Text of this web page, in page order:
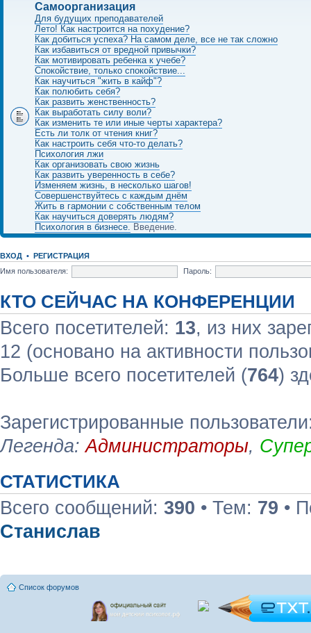
Самоорганизация
Для будущих преподавателей
Лето! Как настроится на похудение?
Как добиться успеха? На самом деле, все не так сложно
Как избавиться от вредной привычки?
Как мотивировать ребенка к учебе?
Спокойствие, только спокойствие...
Как научиться "жить в кайф"?
Как полюбить себя?
Как развить женственность?
Как выработать силу воли?
Как изменить те или иные черты характера?
Есть ли толк от чтения книг?
Как настроить себя что-то делать?
Психология лжи
Как организовать свою жизнь
Как развить уверенность в себе?
Изменяем жизнь, в несколько шагов!
Совершенствуйтесь с каждым днём
Жить в гармонии с собственным телом
Как научиться доверять людям?
Психология в бизнесе. Введение.
ВХОД • РЕГИСТРАЦИЯ
Имя пользователя:
Пароль:
КТО СЕЙЧАС НА КОНФЕРЕНЦИИ
Всего посетителей: 13, из них
12 (основано на активности
Больше всего посетителей (764)
Зарегистрированные
Легенда:Администраторы,
СТАТИСТИКА
Всего сообщений: 390 • Тем: 79 •
Станислав
Список форумов